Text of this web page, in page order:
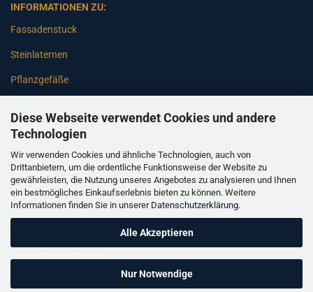
Diese Webseite verwendet Cookies und andere
Technologien
Wir verwenden Cookies und ähnliche Technologien, auch von
Drittanbietern, um die ordentliche Funktionsweise der Website zu
gewährleisten, die Nutzung unseres Angebotes zu analysieren und Ihnen
ein bestmögliches Einkaufserlebnis bieten zu können. Weitere
Informationen finden Sie in unserer Datenschutzerklärung.
Alle Akzeptieren
Nur Notwendige
INFORMATIONEN ZU:
Fassadenstuck
Steinlaternen
Pflanzgefäße
Gartenbänke
Pfeiler
Gartenbrunnen
Gartenfiguren